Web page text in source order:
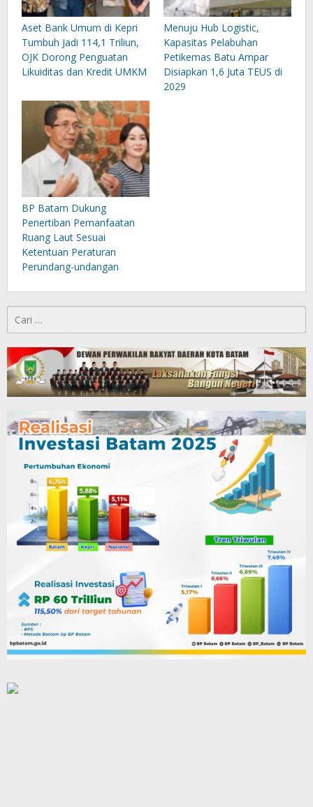
Aset Bank Umum di Kepri
Tumbuh Jadi 114,1 Triliun,
OJK Dorong Penguatan
Likuiditas dan Kredit UMKM
Menuju Hub Logistic,
Kapasitas Pelabuhan
Petikemas Batu Ampar
Disiapkan 1,6 Juta TEUS di
2029
BP Batam Dukung
Penertiban Pemanfaatan
Ruang Laut Sesuai
Ketentuan Peraturan
Perundang-undangan
untuk: